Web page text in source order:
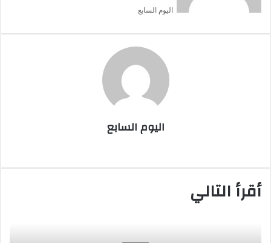
اليوم السابع
اليوم السابع
أقرأ التالي